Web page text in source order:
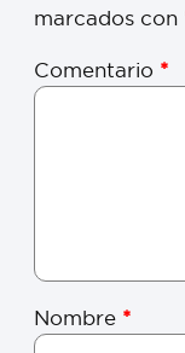
marcados con
Comentario *
Nombre *